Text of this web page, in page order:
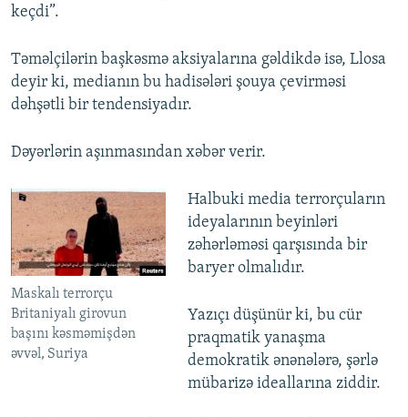
keçdi”.
Təməlçilərin başkəsmə aksiyalarına gəldikdə isə, Llosa
deyir ki, medianın bu hadisələri şouya çevirməsi
dəhşətli bir tendensiyadır.
Dəyərlərin aşınmasından xəbər verir.
Maskalı terrorçu
Britaniyalı girovun
başını kəsməmişdən
əvvəl, Suriya
Halbuki media terrorçuların
ideyalarının beyinləri
zəhərləməsi qarşısında bir
baryer olmalıdır.
Yazıçı düşünür ki, bu cür
praqmatik yanaşma
demokratik ənənələrə, şərlə
mübarizə ideallarına ziddir.